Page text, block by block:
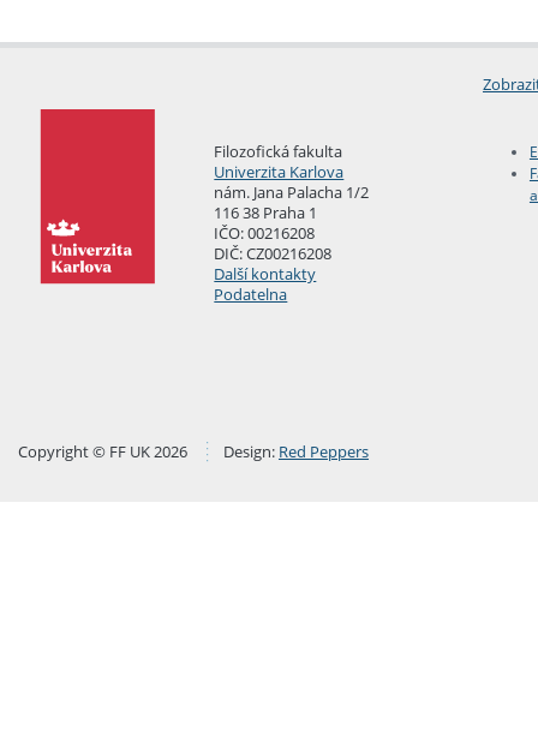
Filozofická fakulta
Univerzita Karlova
nám. Jana Palacha 1/2
116 38 Praha 1
IČO: 00216208
DIČ: CZ00216208
Další kontakty
Podatelna
Copyright © FF UK 2026 Design: Red Peppers